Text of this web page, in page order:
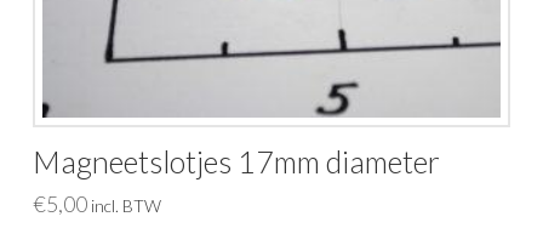
Magneetslotjes 17mm diameter
€5,00 incl. BTW